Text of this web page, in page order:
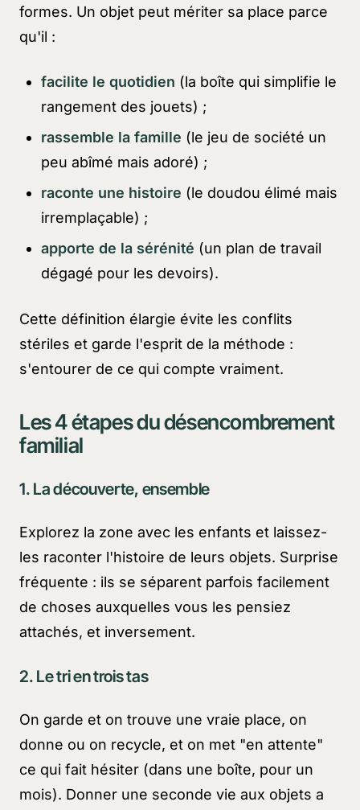
formes. Un objet peut mériter sa place parce
qu'il :
facilite le quotidien (la boîte qui simplifie le
rangement des jouets) ;
rassemble la famille (le jeu de société un
peu abîmé mais adoré) ;
raconte une histoire (le doudou élimé mais
irremplaçable) ;
apporte de la sérénité (un plan de travail
dégagé pour les devoirs).
Cette définition élargie évite les conflits
stériles et garde l'esprit de la méthode :
s'entourer de ce qui compte vraiment.
Les 4 étapes du désencombrement
familial
1. La découverte, ensemble
Explorez la zone avec les enfants et laissez-
les raconter l'histoire de leurs objets. Surprise
fréquente : ils se séparent parfois facilement
de choses auxquelles vous les pensiez
attachés, et inversement.
2. Le tri en trois tas
On garde et on trouve une vraie place, on
donne ou on recycle, et on met "en attente"
ce qui fait hésiter (dans une boîte, pour un
mois). Donner une seconde vie aux objets a